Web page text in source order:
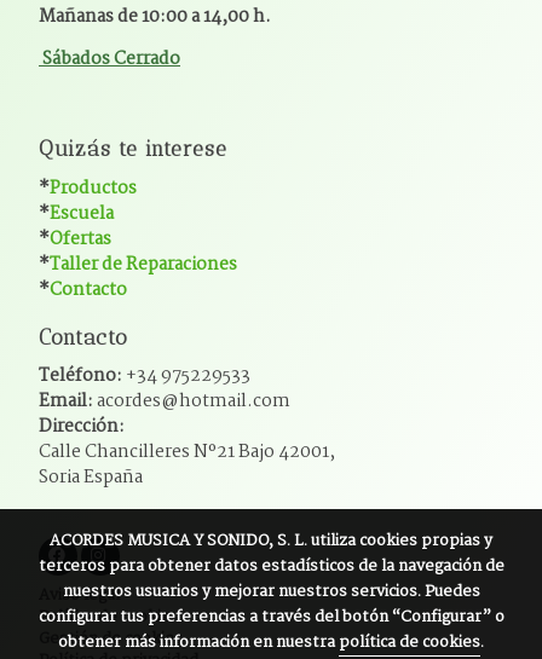
Mañanas de 10:00 a 14,00 h.
Sábados Cerrado
Quizás te interese
*Productos
*Escuela
*Ofertas
*Taller de Reparaciones
*Contacto
Contacto
Teléfono: +34 975229533
Email:acordes@hotmail.com
Dirección:
Calle Chancilleres Nº21 Bajo 42001,
Soria España
Aviso legal
Política de cookies
Gestión de cookies
ACORDES MUSICA Y SONIDO, S. L.utiliza cookies propias y
terceros para obtener datos estadísticos de la navegación de
nuestros usuarios y mejorar nuestros servicios. Puedes
configurar tus preferencias a través del botón “Configurar” o
obtener más información en nuestrapolítica de cookies.